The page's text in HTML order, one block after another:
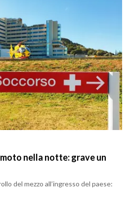
nella notte: grave un
del mezzo all’ingresso del paese: